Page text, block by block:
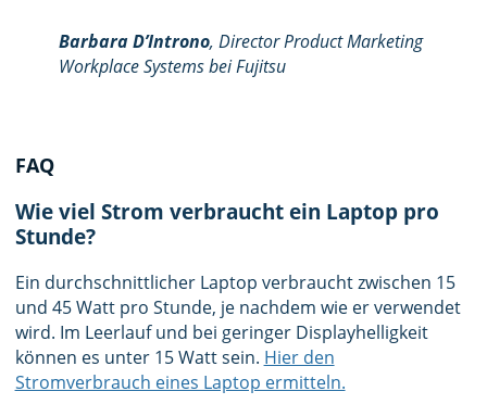
Barbara D’Introno, Director Product Marketing
Workplace Systems bei Fujitsu
FAQ
Wie viel Strom verbraucht ein Laptop pro
Stunde?
Ein durchschnittlicher Laptop verbraucht zwischen 15
und 45 Watt pro Stunde, je nachdem wie er verwendet
wird. Im Leerlauf und bei geringer Displayhelligkeit
können es unter 15 Watt sein. Hier den
Stromverbrauch eines Laptop ermitteln.